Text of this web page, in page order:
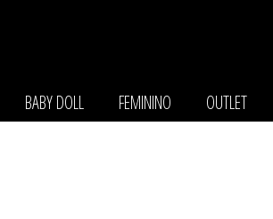
BABY DOLL FEMININO OUTLET